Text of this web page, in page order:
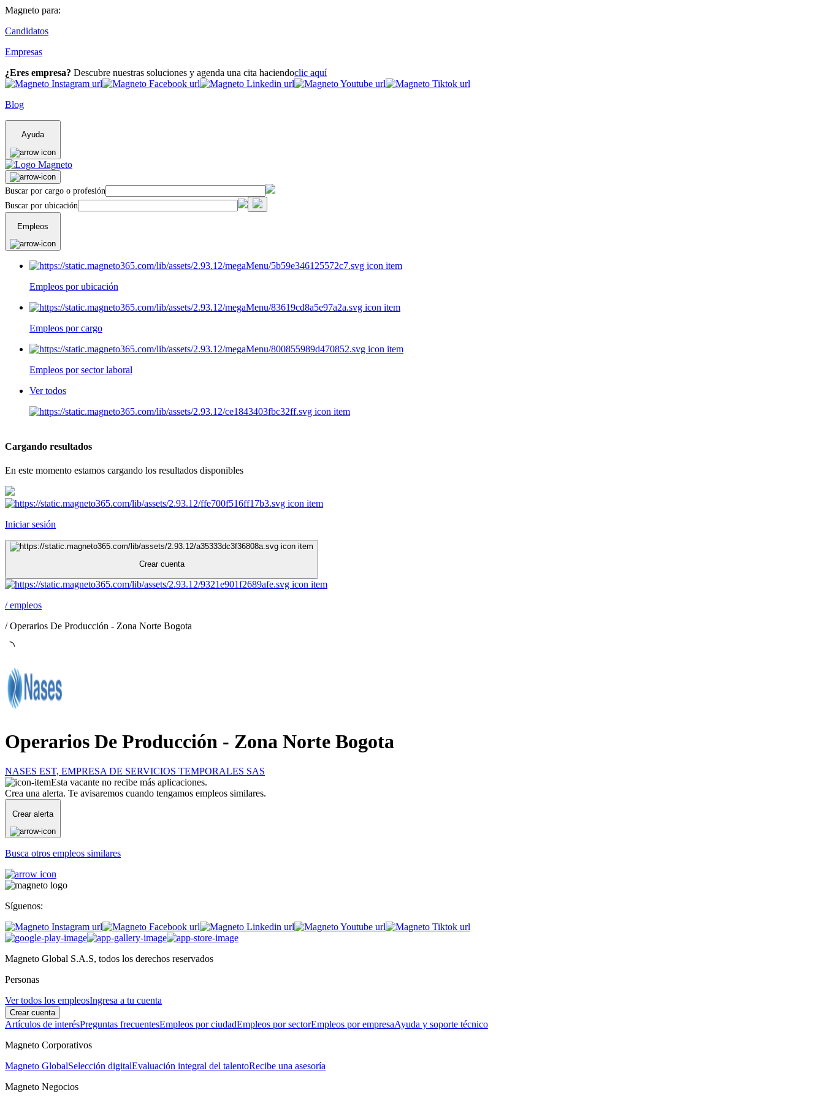
Magneto para:
Candidatos
Empresas
¿Eres empresa? Descubre nuestras soluciones y agenda una cita haciendoclic aquí
Blog
Ayuda
Buscar por cargo o profesión
Buscar por ubicación
Empleos
Empleos por ubicación
Empleos por cargo
Empleos por sector laboral
Ver todos
Cargando resultados
En este momento estamos cargando los resultados disponibles
Iniciar sesión
Crear cuenta
/empleos
/Operarios De Producción - Zona Norte Bogota
Operarios De Producción - Zona Norte Bogota
NASES EST, EMPRESA DE SERVICIOS TEMPORALES SAS
Esta vacante no recibe más aplicaciones.
Crea una alerta. Te avisaremos cuando tengamos empleos similares.
Crear alerta
Busca otros empleos similares
Síguenos:
Magneto Global S.A.S, todos los derechos reservados
Personas
Ver todos los empleosIngresa a tu cuenta
Crear cuenta
Artículos de interésPreguntas frecuentesEmpleos por ciudadEmpleos por sectorEmpleos por empresaAyuda y soporte técnico
Magneto Corporativos
Magneto GlobalSelección digitalEvaluación integral del talentoRecibe una asesoría
Magneto Negocios